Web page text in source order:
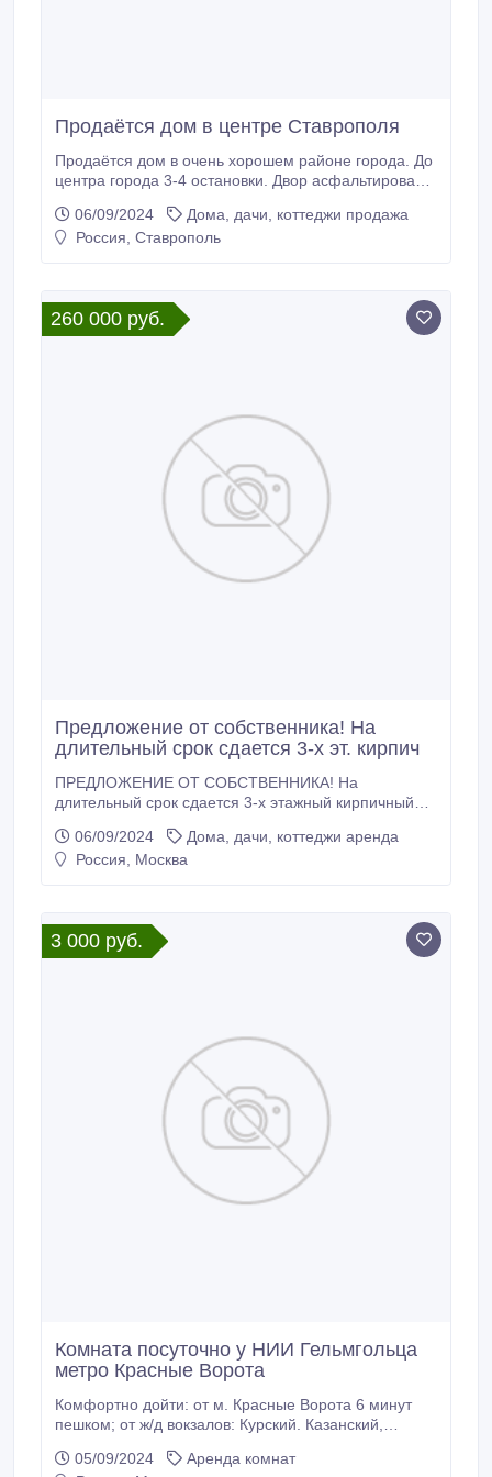
Продаётся дом в центре Ставрополя
Продаётся дом в очень хорошем районе города. До
центра города 3-4 остановки. Двор асфальтирован,
участок с огородом. Год постройки 1996. Цокольный
этаж : подвальное помещение 15 м2. Дом: в доме
котельная, кухня со встраиваемой бытовой
техникой, столешница камень.
06/09/2024
Дома, дачи, коттеджи продажа
Россия, Ставрополь
260 000 руб.
Предложение от собственника! На
длительный срок сдается 3-х эт. кирпич
ПРЕДЛОЖЕНИЕ ОТ СОБСТВЕННИКА! На
длительный срок сдается 3-х этажный кирпичный
поселке Гайд Парк по адресу: г. Москва, поселение
Краснопахорское, дер. Софьино, Берёзовая улица,
06/09/2024
Дома, дачи, коттеджи аренда
Россия, Москва
3 000 руб.
Комната посуточно у НИИ Гельмгольца
метро Красные Ворота
Комфортно дойти: от м. Красные Ворота 6 минут
пешком; от ж/д вокзалов: Курский. Казанский,
Павелецкого вокзала на автобусе «Б» до остановки
05/09/2024
Аренда комнат